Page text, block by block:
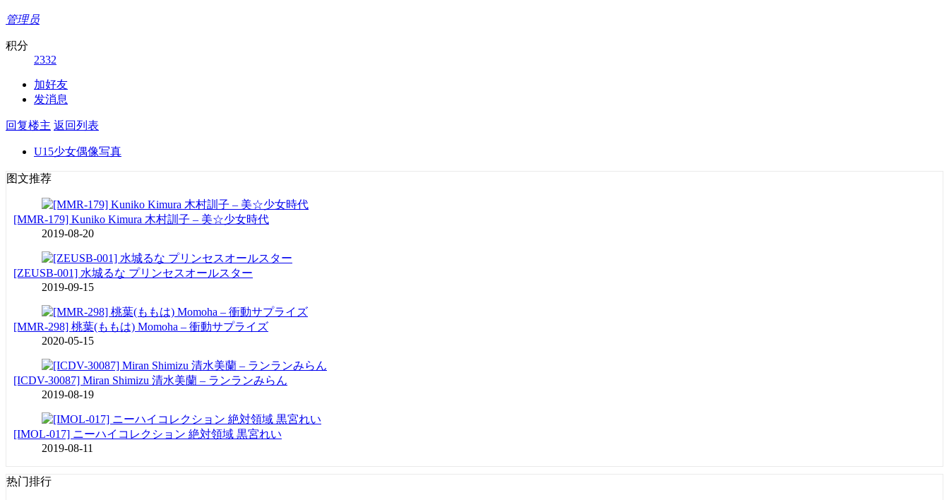
管理员
积分
2332
加好友
发消息
回复楼主 返回列表
U15少女偶像写真
图文推荐
[MMR-179] Kuniko Kimura 木村訓子 – 美☆少女時代
2019-08-20
[ZEUSB-001] 水城るな プリンセスオールスター
2019-09-15
[MMR-298] 桃葉(ももは) Momoha – 衝動サプライズ
2020-05-15
[ICDV-30087] Miran Shimizu 清水美蘭 – ランランみらん
2019-08-19
[IMOL-017] ニーハイコレクション 絶対領域 黒宮れい
2019-08-11
热门排行